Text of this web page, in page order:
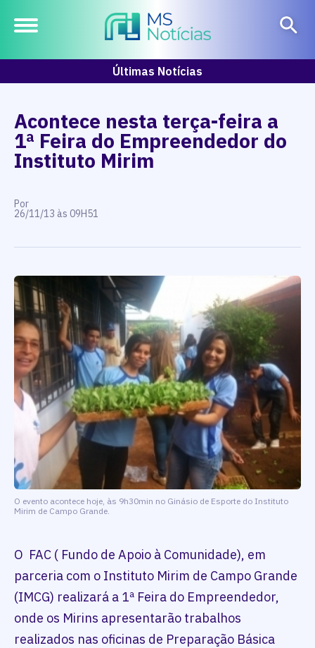
Últimas Notícias
Acontece nesta terça-feira a
1ª Feira do Empreendedor do
Instituto Mirim
Por
26/11/13 às 09H51
O evento acontece hoje, às 9h30min no Ginásio de Esporte do Instituto
Mirim de Campo Grande.
O FAC ( Fundo de Apoio à Comunidade), em
parceria com o Instituto Mirim de Campo Grande
(IMCG) realizará a 1ª Feira do Empreendedor,
onde os Mirins apresentarão trabalhos
realizados nas oficinas de Preparação Básica